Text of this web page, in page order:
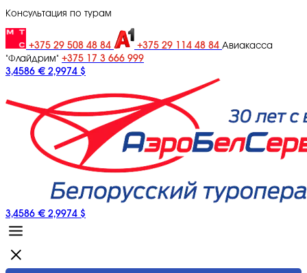
Консультация по турам
+375 29 508 48 84 +375 29 114 48 84 Авиакасса
"Флайдрим" +375 17 3 666 999
3,4586 € 2,9974 $
3,4586 € 2,9974 $